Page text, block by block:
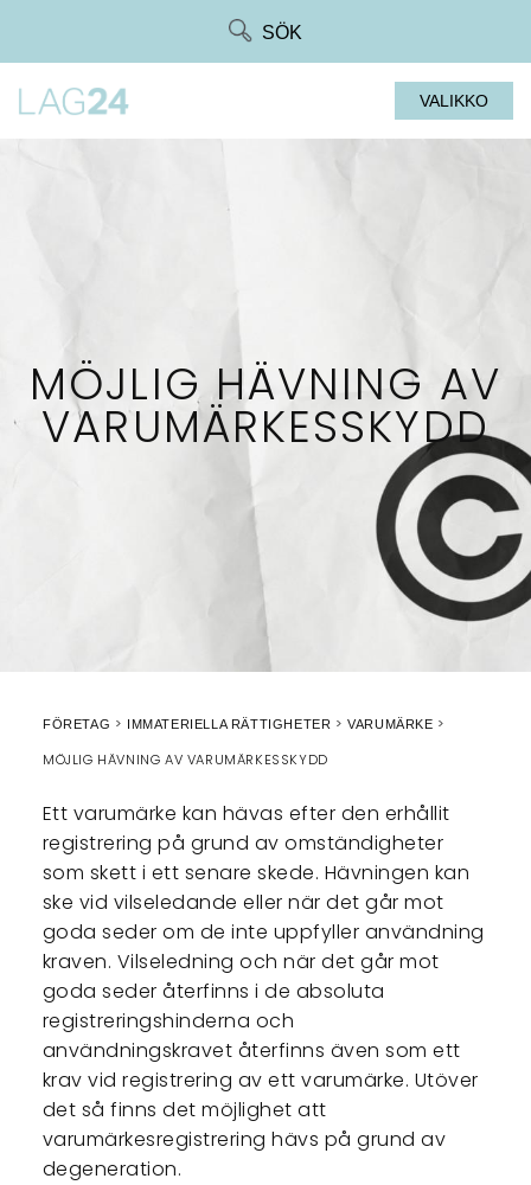
SÖK
VALIKKO
MÖJLIG HÄVNING AV
VARUMÄRKESSKYDD
FÖRETAG IMMATERIELLA RÄTTIGHETER VARUMÄRKE
MÖJLIG HÄVNING AV VARUMÄRKESSKYDD
Ett varumärke kan hävas efter den erhållit
registrering på grund av omständigheter
som skett i ett senare skede. Hävningen kan
ske vid vilseledande eller när det går mot
goda seder om de inte uppfyller användning
kraven. Vilseledning och när det går mot
goda seder återfinns i de absoluta
registreringshinderna och
användningskravet återfinns även som ett
krav vid registrering av ett varumärke. Utöver
det så finns det möjlighet att
varumärkesregistrering hävs på grund av
degeneration.